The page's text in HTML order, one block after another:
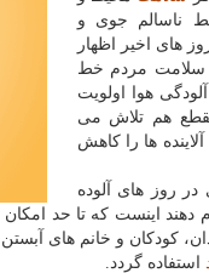
ناسالم جوی و
های اخیر اظهار
سلامت مردم خط
هوا اولویت
هم تلاش می
ها را کاهش
روز های آلوده
دهند اینست که تا حد
کودکان و خانم های
استفاده گردد.